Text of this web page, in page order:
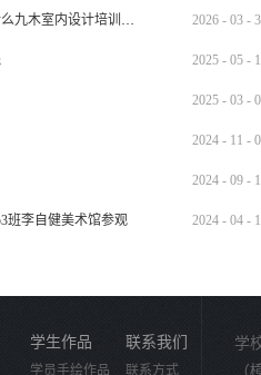
同学们，在这里有一句很官方的话："让
长沙学校草图渲染为什么九木室内设计培训机构好？ 2026 - 03 -
2025 - 05 -
2025 - 03 -
2024 - 11 -
2024 - 09 -
班李自健美术馆参观 2024 - 04 -
学生作品
学员手绘作品
联系我们
联系方式
学
（